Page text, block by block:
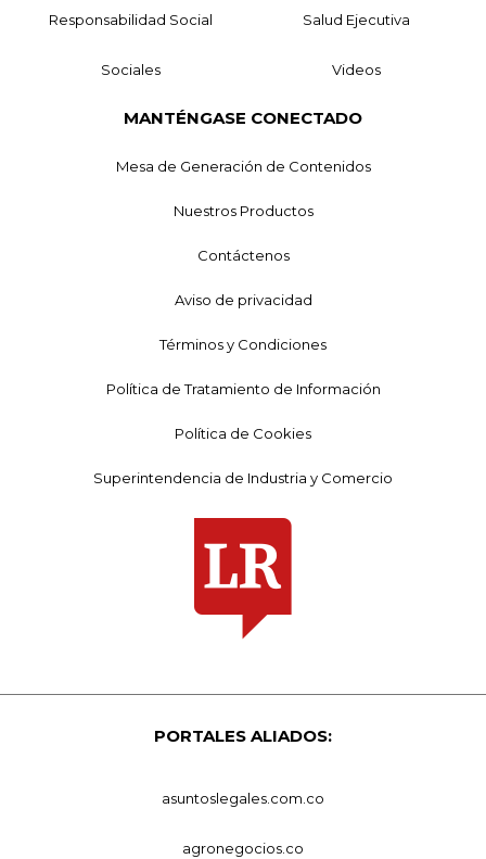
Responsabilidad Social Salud Ejecutiva
Sociales Videos
MANTÉNGASE CONECTADO
Mesa de Generación de Contenidos
Nuestros Productos
Contáctenos
Aviso de privacidad
Términos y Condiciones
Política de Tratamiento de Información
Política de Cookies
Superintendencia de Industria y Comercio
PORTALES ALIADOS:
asuntoslegales.com.co
agronegocios.co